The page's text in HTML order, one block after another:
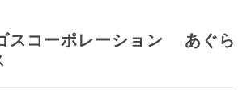
スコーポレーション あぐら